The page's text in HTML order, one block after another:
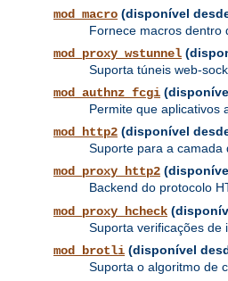
mod_macro (disponível
Fornece macros dentro
mod_proxy_wstunnel
Suporta túneis web-
mod_authnz_fcgi
Permite que aplicativos
mod_http2 (disponível
Suporte para a camada
mod_proxy_http2
Backend do protocolo
mod_proxy_hcheck
Suporta verificações de
mod_brotli (disponível
Suporta o algoritmo de